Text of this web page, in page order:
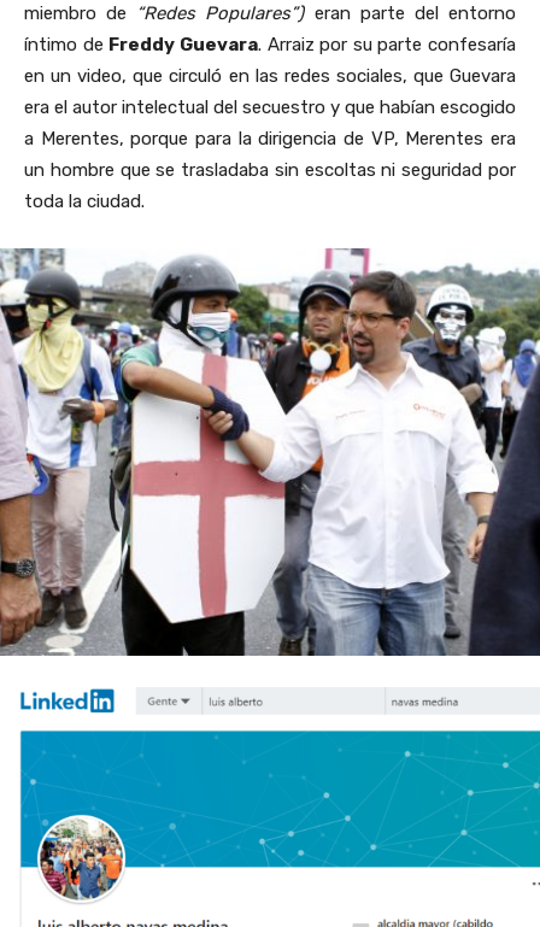
miembro de “Redes Populares”) eran parte del entorno
íntimo de Freddy Guevara. Arraiz por su parte confesaría
en un video, que circuló en las redes sociales, que Guevara
era el autor intelectual del secuestro y que habían escogido
a Merentes, porque para la dirigencia de VP, Merentes era
un hombre que se trasladaba sin escoltas ni seguridad por
toda la ciudad.